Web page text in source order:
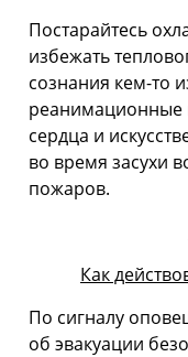
Постарайтесь
избежать
сознания кем-то
реанимационные
сердца и
во время засухи
пожаров.
Как
По сигналу
об эвакуации